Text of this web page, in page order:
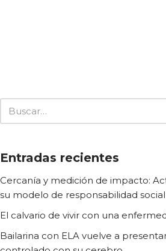
Entradas recientes
Cercanía y medición de impacto:
su modelo de responsabilidad social
El calvario de vivir con una
Bailarina con ELA vuelve a